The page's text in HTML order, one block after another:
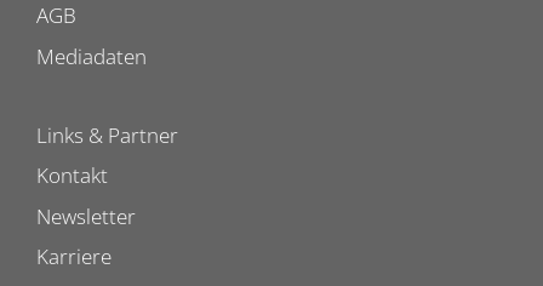
AGB
Mediadaten
Links & Partner
Kontakt
Newsletter
Karriere